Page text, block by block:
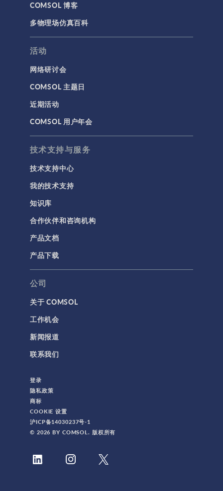
COMSOL 博客
多物理场仿真百科
活动
网络研讨会
COMSOL 主题日
近期活动
COMSOL 用户年会
技术支持与服务
技术支持中心
我的技术支持
知识库
合作伙伴和咨询机构
产品文档
产品下载
公司
关于 COMSOL
工作机会
新闻报道
联系我们
登录
隐私政策
商标
COOKIE 设置
沪ICP备14030237号-1
© 2026 BY COMSOL. 版权所有